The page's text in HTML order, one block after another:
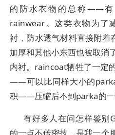
的防水衣物的总称——有
rainwear。这类衣物为了
衬，防水透气材料直接附
加厚和其他小东西也被取消
内衬。raincoat牺牲了一定
——可以比同样大小的
积——压缩后不到parka的一
有好多人在问怎样鉴别